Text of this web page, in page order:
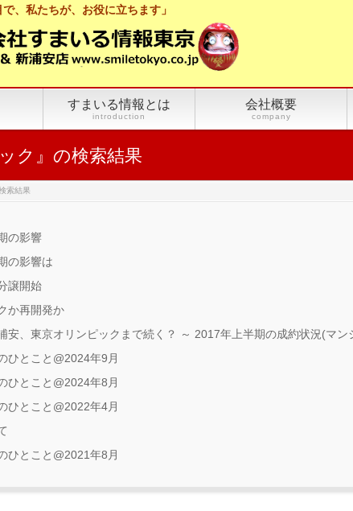
で、私たちが、お役に立ちます」
すまいる情報とは
introduction
会社概要
company
ク』の検索結果
索結果
の影響
の影響は
譲開始
か再開発か
安、東京オリンピックまで続く？ ～ 2017年上半期の成約状況(マン
ひとこと@2024年9月
ひとこと@2024年8月
ひとこと@2022年4月
ひとこと@2021年8月